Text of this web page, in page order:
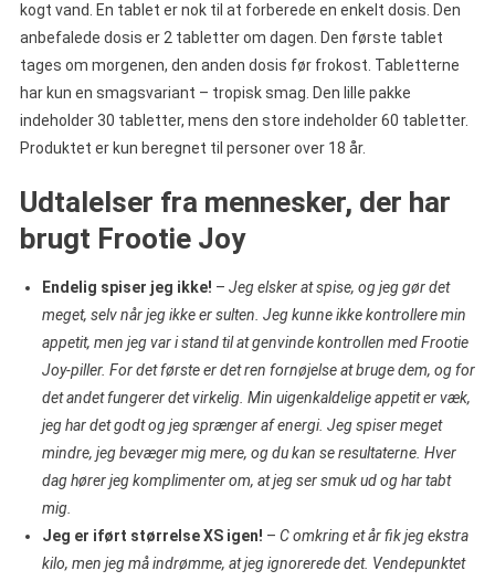
kogt vand. En tablet er nok til at forberede en enkelt dosis. Den
anbefalede dosis er 2 tabletter om dagen. Den første tablet
tages om morgenen, den anden dosis før frokost. Tabletterne
har kun en smagsvariant – tropisk smag. Den lille pakke
indeholder 30 tabletter, mens den store indeholder 60 tabletter.
Produktet er kun beregnet til personer over 18 år.
Udtalelser fra mennesker, der har
brugt Frootie Joy
Endelig spiser jeg ikke! – Jeg elsker at spise, og jeg gør det
meget, selv når jeg ikke er sulten. Jeg kunne ikke kontrollere min
appetit, men jeg var i stand til at genvinde kontrollen med Frootie
Joy-piller. For det første er det ren fornøjelse at bruge dem, og for
det andet fungerer det virkelig. Min uigenkaldelige appetit er væk,
jeg har det godt og jeg sprænger af energi. Jeg spiser meget
mindre, jeg bevæger mig mere, og du kan se resultaterne. Hver
dag hører jeg komplimenter om, at jeg ser smuk ud og har tabt
mig.
Jeg er iført størrelse XS igen! – Comkring et år fik jeg ekstra
kilo, men jeg må indrømme, at jeg ignorerede det. Vendepunktet